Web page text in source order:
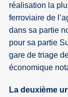
réalisation la
ferroviaire de
dans sa partie
pour sa partie
gare de triage
économique
La deuxième